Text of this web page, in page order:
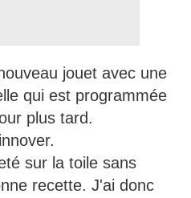
jouet avec une
qui est programmée
plus tard.
sur la toile sans
recette. J'ai donc